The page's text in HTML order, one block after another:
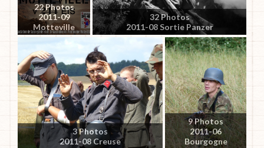
22 Photos
2011-09
Motteville
32 Photos
2011-08 Sortie Panzer
3 Photos
2011-08 Creuse
9 Photos
2011-06
Bourgogne